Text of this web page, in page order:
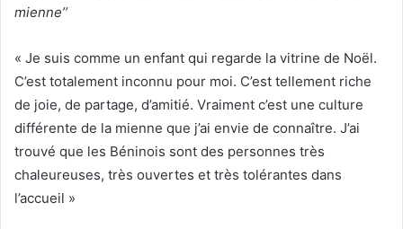
mienne’’
« Je suis comme un enfant qui regarde la vitrine de Noël.
C’est totalement inconnu pour moi. C’est tellement riche
de joie, de partage, d’amitié. Vraiment c’est une culture
différente de la mienne que j’ai envie de connaître. J’ai
trouvé que les Béninois sont des personnes très
chaleureuses, très ouvertes et très tolérantes dans
l’accueil »